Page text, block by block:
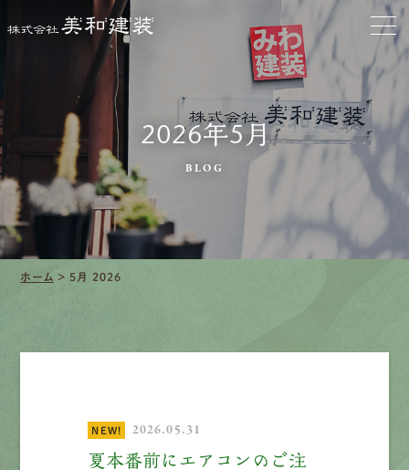
クリーニング
施工事例
口コミ・レビュー紹介
会社案内
エントリー
2026年5月
BLOG
ホーム > 5月 2026
NEW!
2026.05.31
夏本番前にエアコンのご注